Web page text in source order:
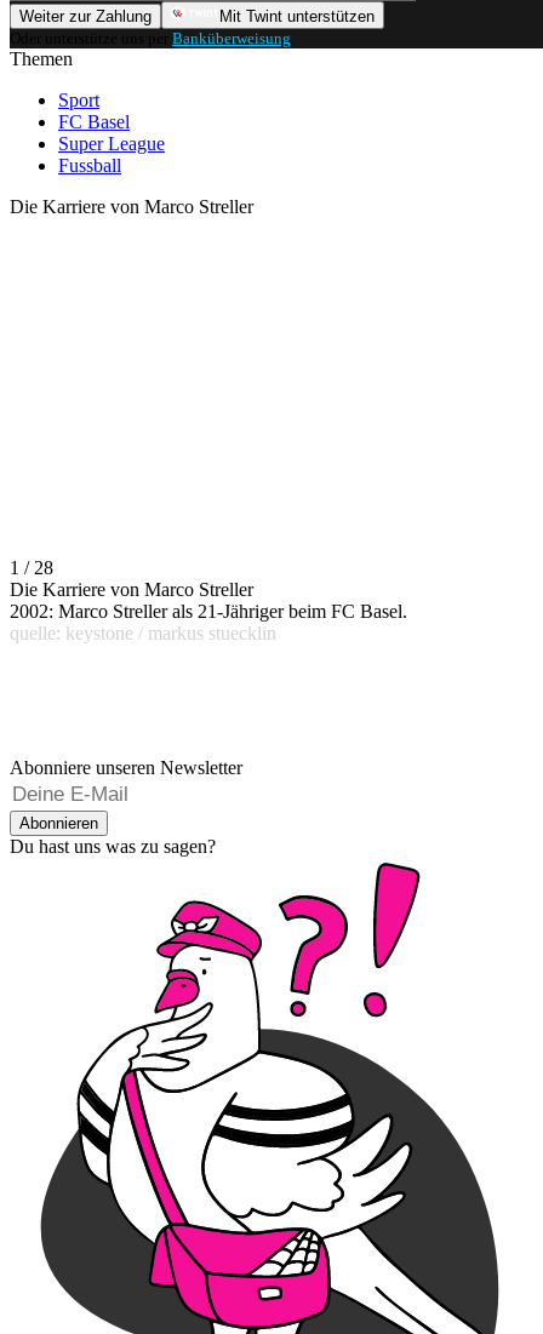
Weiter zur Zahlung
Mit Twint unterstützen
Oder unterstütze uns per Banküberweisung
Themen
Sport
FC Basel
Super League
Fussball
Die Karriere von Marco Streller
1 / 28
Die Karriere von Marco Streller
2002: Marco Streller als 21-Jähriger beim FC Basel.
quelle: keystone / markus stuecklin
Abonniere unseren Newsletter
Abonnieren
Du hast uns was zu sagen?